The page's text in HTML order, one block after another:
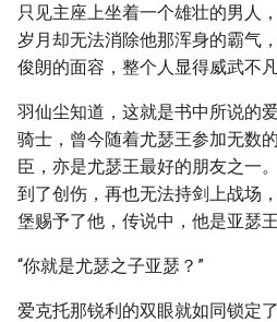
只见主座上坐着一个雄壮的男人
岁月却无法消除他那浑身的霸气
俊朗的面容，整个人显得威武不凡
羽仙尘知道，这就是书中所说的
骑士，曾今随着尤瑟王参加无数
臣，亦是尤瑟王最好的朋友之一
到了创伤，再也无法持剑上战场
堡赐予了他，传说中，他是亚瑟
“你就是尤瑟之子亚瑟？”
爱克托那锐利的双眼就如同锁定